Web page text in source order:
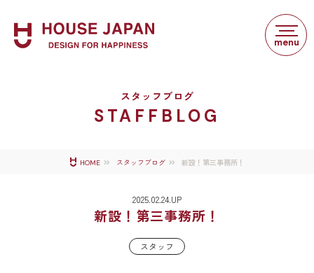
スタッフブログ
STAFFBLOG
HOME スタッフブログ 新設！第三事務所！
2025.02.24.UP
新設！第三事務所！
スタッフ